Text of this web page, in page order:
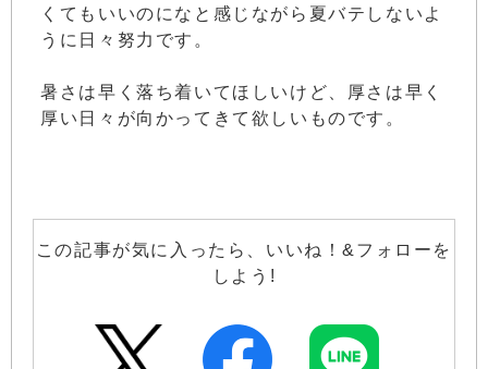
くてもいいのになと感じながら夏バテしないよ
うに日々努力です。
暑さは早く落ち着いてほしいけど、厚さは早く
厚い日々が向かってきて欲しいものです。
この記事が気に入ったら、いいね！&フォローを
しよう!